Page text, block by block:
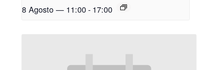
8 Agosto — 11:00- 17:00